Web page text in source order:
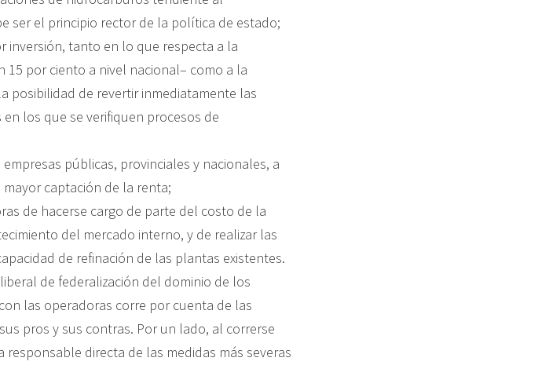
ser el principio rector de la política de estado;
inversión, tanto en lo que respecta a la
por ciento a nivel nacional– como a la
posibilidad de revertir inmediatamente las
los que se verifiquen procesos de
públicas, provinciales y nacionales, a
captación de la renta;
de hacerse cargo de parte del costo de la
del mercado interno, y de realizar las
de refinación de las plantas existentes.
de federalización del dominio de los
las operadoras corre por cuenta de las
pros y sus contras. Por un lado, al correrse
directa de las medidas más severas